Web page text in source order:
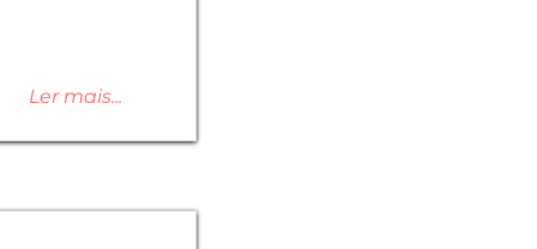
Ler mais...